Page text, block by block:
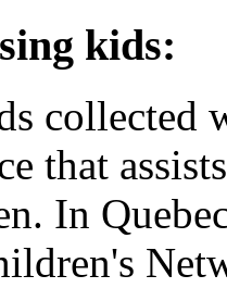
kids:
collected
that
In